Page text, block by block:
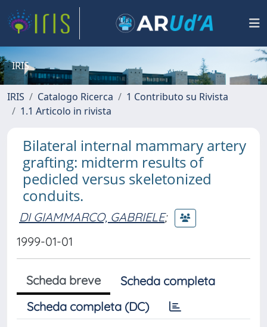
IRIS
IRIS Catalogo Ricerca
1 Contributo su Rivista
1.1 Articolo in rivista
Bilateral internal mammary artery
grafting: midterm results of
pedicled versus skeletonized
conduits.
DI GIAMMARCO, GABRIELE;
1999-01-01
Scheda breve
Scheda completa
Scheda completa (DC)